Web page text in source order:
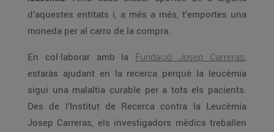
d’aquestes entitats i, a més a més, t’emportes una
moneda per al carro de la compra.
En col·laborar amb la Fundació Josep Carreras,
estaràs ajudant en la recerca perquè la leucèmia
sigui una malaltia curable per a tots els pacients.
Des de l’Institut de Recerca contra la Leucèmia
Josep Carreras, els investigadors mèdics treballen